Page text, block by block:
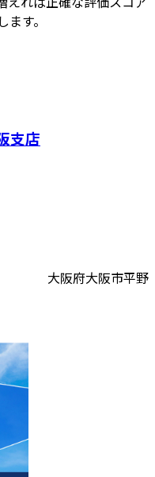
す。
支店
大阪府大阪市平野